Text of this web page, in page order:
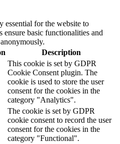
essential for the website to
basic functionalities and
Description
This cookie is set by GDPR
Cookie Consent plugin. The
cookie is used to store the user
consent for the cookies in the
category "Analytics".
The cookie is set by GDPR
cookie consent to record the user
consent for the cookies in the
category "Functional".